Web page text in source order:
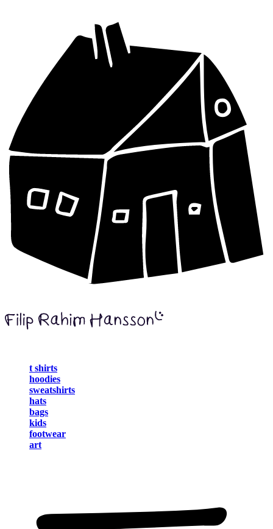
t shirts
hoodies
sweatshirts
hats
bags
kids
footwear
art